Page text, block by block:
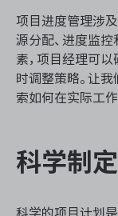
ONES 资讯
项目进度管理涉及
源分配、进度监
素，项目经理可
时调整策略。让
索如何在实际工
科学制
科学的项目计划